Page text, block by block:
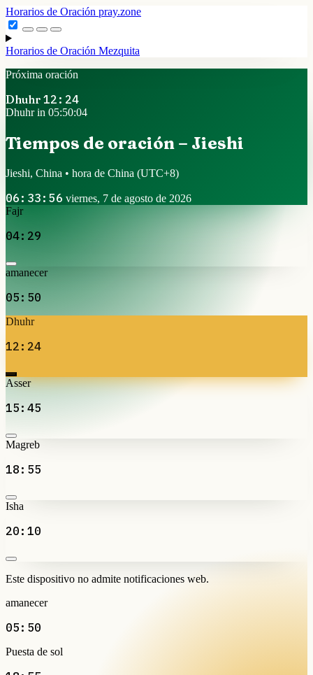
Horarios de Oración pray.zone
Horarios de Oración Mezquita
Próxima oración
Dhuhr 12:24
Dhuhr in 05:50:03
Tiempos de oración – Jieshi
Jieshi, China • hora de China (UTC+8)
06:33:57 viernes, 7 de agosto de 2026
Fajr
04:29
amanecer
05:50
Dhuhr
12:24
Asser
15:45
Magreb
18:55
Isha
20:10
Este dispositivo no admite notificaciones web.
amanecer
05:50
Puesta de sol